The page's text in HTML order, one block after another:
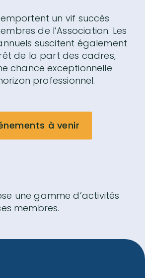
un vif succès
de l’Association. Les
suscitent également
de la part des cadres,
chance exceptionnelle
professionnel.
à venir
une gamme d’activités
membres.